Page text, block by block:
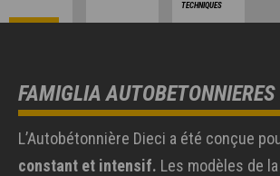
TECHNIQUES
FAMIGLIA AUTOBETONNIERES
L’Autobétonnière Dieci a été conçue
constant et intensif. Les modèles de